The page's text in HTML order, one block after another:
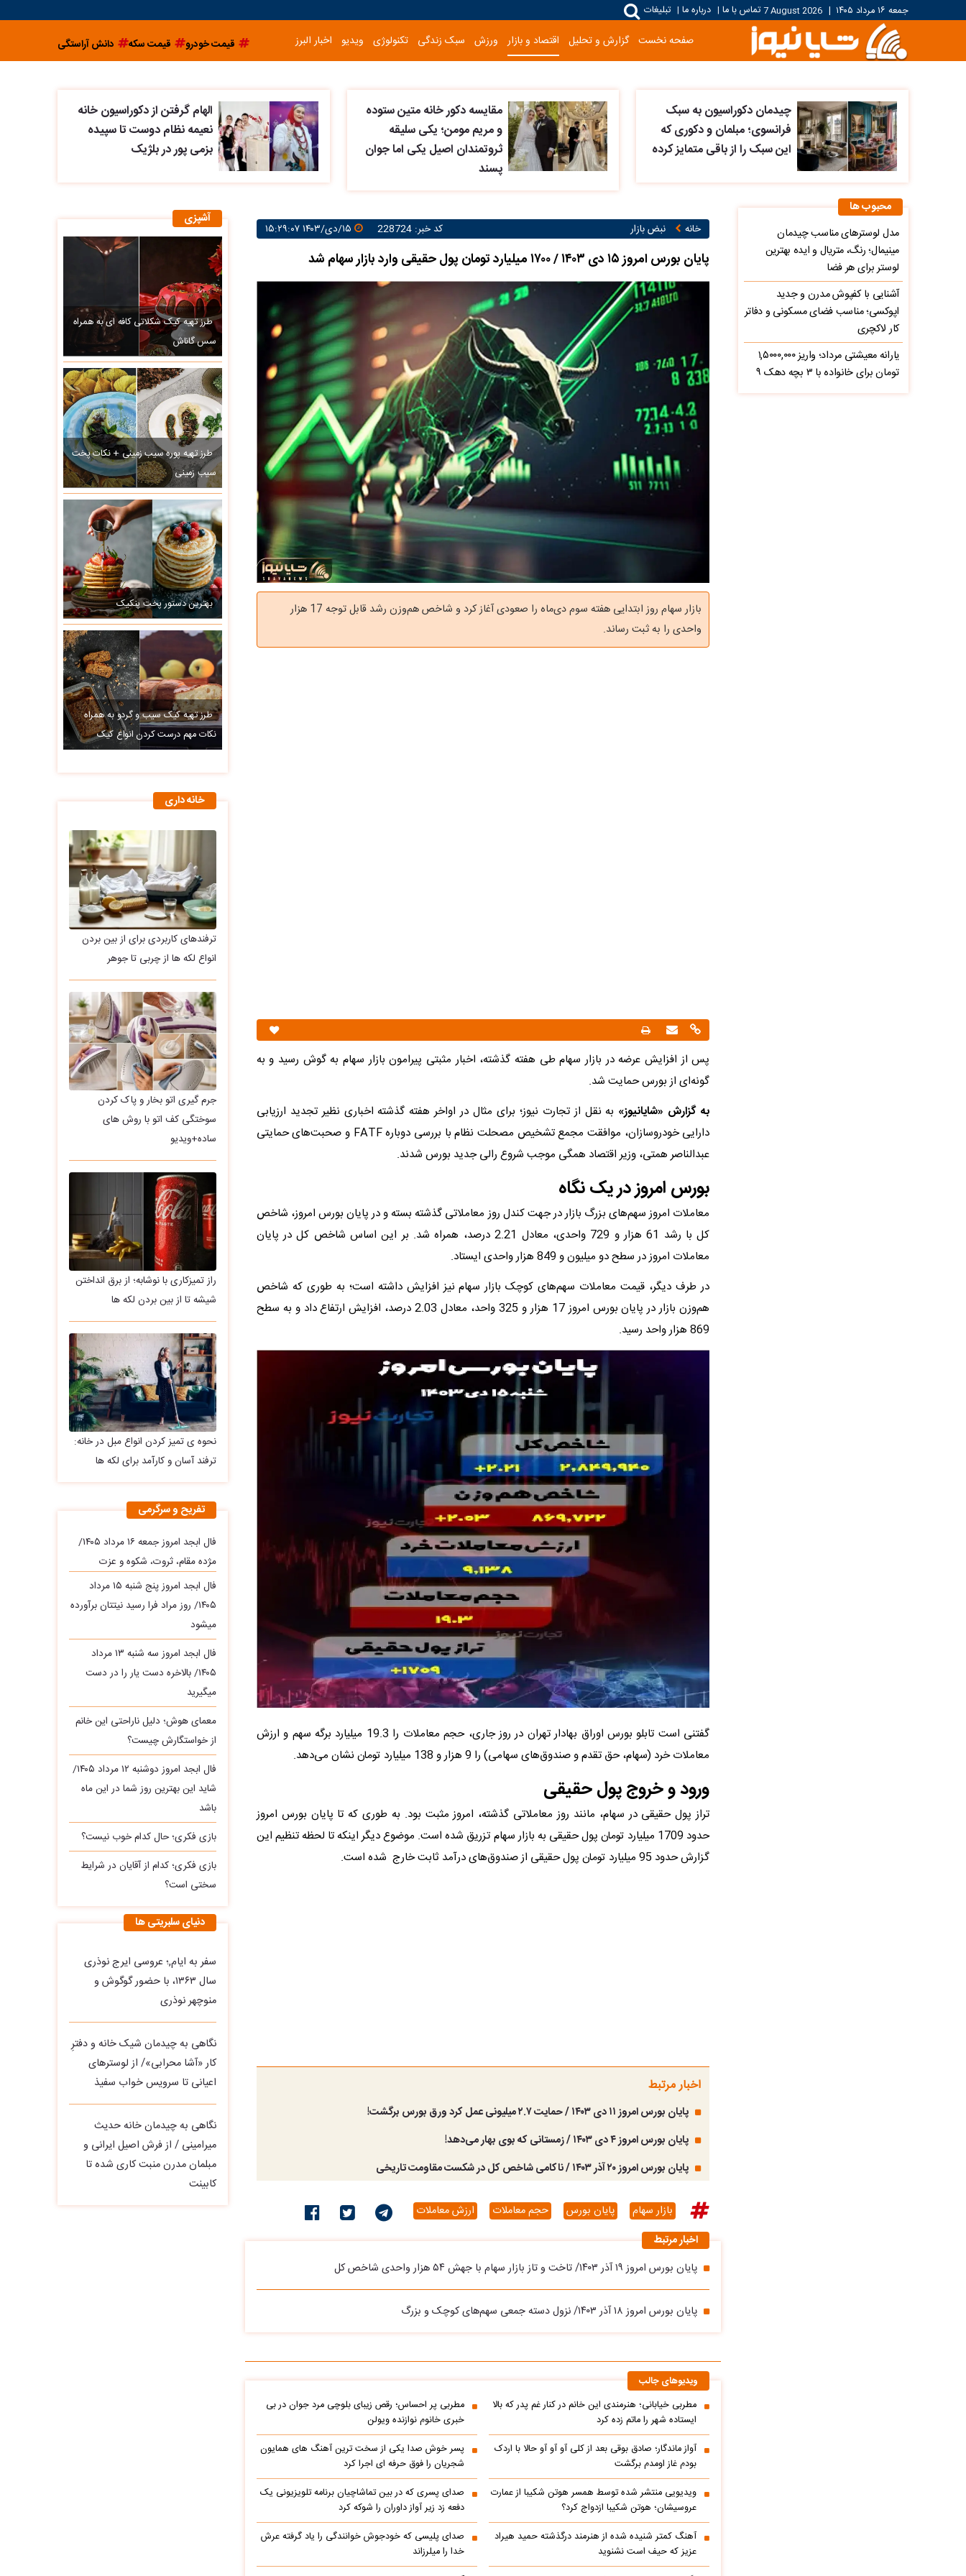
جمعه ۱۶ مرداد ۱۴۰۵ |
7 August 2026تماس با ما | درباره ما | تبلیغات
صفحه نخست گزارش و تحلیل اقتصاد و بازار ورزش سبک زندگی تکنولوژی ویدیو اخبار البرز قیمت خودرو قیمت سکه دانش آراستگی
چیدمان دکوراسیون به سبک
فرانسوی؛ مبلمان و دکوری که
این سبک را از باقی متمایز کرده
مقایسه دکور خانه متین ستوده
و مریم مومن؛ یکی سلیقه
ثروتمندان اصیل یکی اما جوان
پسند
الهام گرفتن از دکوراسیون خانه
نعیمه نظام دوست تا سپیده
بزمی پور در بلژیک
خانه نبض بازار کد خبر: 228724
پایان بورس امروز ۱۵ دی ۱۴۰۳ / ۱۷۰۰ میلیارد تومان پول حقیقی وارد بازار سهام شد
بازار سهام روز ابتدایی هفته سوم دی‌ماه را صعودی آغاز کرد و شاخص هم‌وزن رشد قابل توجه 17 هزار
واحدی را به ثبت رساند.
پس از افزایش عرضه در بازار سهام طی هفته گذشته، اخبار مثبتی پیرامون بازار سهام به گوش رسید و به
گونه‌ای از بورس حمایت شد.
به گزارش «شایانیوز» به نقل از تجارت نیوز؛ برای مثال در اواخر هفته گذشته اخباری نظیر تجدید ارزیابی
دارایی خودروسازان، موافقت مجمع تشخیص مصحلت نظام با بررسی دوباره FATF و صحبت‌های حمایتی
عبدالناصر همتی، وزیر اقتصاد همگی موجب شروع رالی جدید بورس شدند.
بورس امروز در یک نگاه
معاملات امروز سهم‌های بزرگ بازار در جهت کندل روز معاملاتی گذشته بسته و در پایان بورس امروز، شاخص
کل با رشد 61 هزار و 729 واحدی، معادل 2.21 درصد، همراه شد. بر این اساس شاخص کل در پایان
معاملات امروز در سطح دو میلیون و 849 هزار واحدی ایستاد.
در طرف دیگر، قیمت معاملات سهم‌های کوچک بازار سهام نیز افزایش داشته است؛ به طوری که شاخص
هم‌وزن بازار در پایان بورس امروز 17 هزار و 325 واحد، معادل 2.03 درصد، افزایش ارتفاع داد و به سطح
869 هزار واحد رسید.
گفتنی است تابلو بورس اوراق بهادار تهران در روز جاری، حجم معاملات را 19.3 میلیارد برگه سهم و ارزش
معاملات خرد (سهام، حق تقدم و صندوق‌های سهامی) را 9 هزار و 138 میلیارد تومان نشان می‌دهد.
ورود و خروج پول حقیقی
تراز پول حقیقی در سهام، مانند روز معاملاتی گذشته، امروز مثبت بود. به طوری که تا پایان بورس امروز
حدود 1709 میلیارد تومان پول حقیقی به بازار سهام تزریق شده است. موضوع دیگر اینکه تا لحظه تنظیم این
گزارش حدود 95 میلیارد تومان پول حقیقی از صندوق‌های درآمد ثابت خارج شده است.
اخبار مرتبط
پایان بورس امروز ۱۱ دی ۱۴۰۳ / حمایت ۲.۷ میلیونی عمل کرد ورق بورس برگشت!
پایان بورس امروز ۴ دی ۱۴۰۳ / زمستانی که بوی بهار می‌دهد!
پایان بورس امروز ۲۰ آذر ۱۴۰۳ / ناکامی شاخص کل در شکست مقاومت تاریخی
بازار سهام پایان بورس حجم معاملات
ارزش معاملات
اخبار مرتبط
پایان بورس امروز ۱۹ آذر ۱۴۰۳/ تاخت و تاز بازار سهام با جهش ۵۴ هزار واحدی شاخص کل
پایان بورس امروز ۱۸ آذر ۱۴۰۳/ نزول دسته جمعی سهم‌های کوچک و بزرگ
ویدیوهای جالب
مطربی خیابانی؛ هنرمندی این خانم در کنار غم پدر که بالا
ایستاده شهر را ماتم زده کرد
مطربی پر احساس؛ رقص زیبای بلوچی مرد جوان در بی
خبری خانوم نوازنده ویولن
آواز ماندگار؛ صادق بوقی بعد از کلی آو آو آو حالا با اردک
بودم غاز اومدم برگشت
پسر خوش صدا یکی از سخت ترین آهنگ های همایون
شجریان را فوق حرفه ای اجرا کرد
ویدیویی منتشر شده توسط همسر هوتن شکیبا از عمارت
عروسیشان؛ هوتن شکیبا ازدواج کرد؟
صدای پسری که در بین تماشاچیان برنامه تلویزیونی یک
دفعه زد زیر آواز داوران را شوکه کرد
آهنگ کمتر شنیده شده از هنرمند درگذشته حمید هیراد
عزیز که حیف است نشنوید
صدای پلیسی که خودجوش خوانندگی را یاد گرفته عرش
خدا را میلرزاند
آشپزی
طرز تهیه کیک شکلاتی کافه ای به همراه
سس گاناش
طرز تهیه پوره سیب زمینی + نکات پخت
سیب زمینی
بهترین دستور پخت پنکیک
طرز تهیه کیک سیب و گردو به همراه
نکات مهم درست کردن انواع کیک
خانه داری
ترفندهای کاربردی برای از بین بردن
انواع لکه ها از چربی تا جوهر
جرم گیری اتو بخار و پاک کردن
سوختگی کف اتو با روش های
ساده+ویدیو
راز تمیزکاری با نوشابه؛ از برق انداختن
شیشه تا از بین بردن لکه ها
نحوه ی تمیز کردن انواع مبل در خانه:
ترفند آسان و کارآمد برای لکه ها
تفریح و سرگرمی
فال ابجد امروز جمعه ۱۶ مرداد ۱۴۰۵/
مژده مقام، ثروت، شکوه و عزت
فال ابجد امروز پنج شنبه ۱۵ مرداد
۱۴۰۵/ روز مراد فرا رسید نیتتان برآورده
میشود
فال ابجد امروز سه‌ شنبه ۱۳ مرداد
۱۴۰۵/ بالاخره دست یار را در دست
میگیرید
معمای هوش؛ دلیل ناراحتی این خانم
از خواستگارش چیست؟
فال ابجد امروز دوشنبه ۱۲ مرداد ۱۴۰۵/
شاید این بهترین روز شما در این ماه
باشد
بازی فکری؛ حال کدام خوب نیست؟
بازی فکری؛ کدام از آقایان در شرایط
سختی است؟
دنیای سلبریتی ها
سفر به ایام,؛ عروسی ایرج نوذری
سال ۱۳۶۳، با حضور گوگوش و
منوچهر نوذری
نگاهی به چیدمان شیک خانه و دفترِ
کار «آشا محرابی»/ از لوسترهای
اعیانی تا سرویس خواب سفیذ
نگاهی به چیدمان خانه حدیث
میرامینی / از فرش اصیل ایرانی و
مبلمان مدرن منبت‌ کاری‌ شده تا
کابینت
محبوب ها
مدل لوسترهای مناسب چیدمان
مینیمال؛ رنگ، متریال و ایده بهترین
لوستر برای هر فضا
آشنایی با کفپوش مدرن و جدید
اپوکسی؛ مناسب فضای مسکونی و دفاتر
کار لاکچری
یارانه معیشتی مرداد؛ واریز ۱,۵۰۰۰,۰۰۰
تومان برای خانواده با ۳ بچه دهک ۹